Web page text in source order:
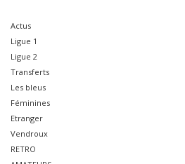
Actus
Ligue 1
Ligue 2
Transferts
Les bleus
Féminines
Etranger
Vendroux
RETRO